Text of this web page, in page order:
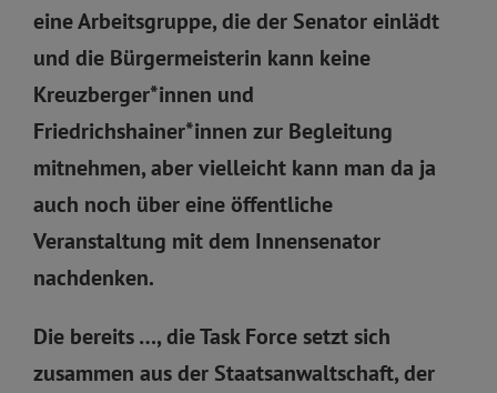
eine Arbeitsgruppe, die der Senator einlädt
und die Bürgermeisterin kann keine
Kreuzberger*innen und
Friedrichshainer*innen zur Begleitung
mitnehmen, aber vielleicht kann man da ja
auch noch über eine öffentliche
Veranstaltung mit dem Innensenator
nachdenken.
Die bereits …, die Task Force setzt sich
zusammen aus der Staatsanwaltschaft, der